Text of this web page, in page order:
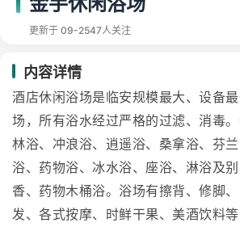
更新于 09-2547人关注
内容详情
酒店休闲浴场是临安规模最大、设备
场，所有浴水经过严格的过滤、消毒
林浴、冲浪浴、逍遥浴、桑拿浴、芬
浴、药物浴、冰水浴、座浴、淋浴及
香、药物木桶浴。浴场有擦背、修脚
发、各式按摩、时鲜干果、美酒饮料等